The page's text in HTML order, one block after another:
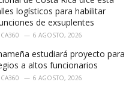
logísticos para habilitar
de exsuplentes
6 AGOSTO, 2026
estudiará proyecto para
a altos funcionarios
6 AGOSTO, 2026